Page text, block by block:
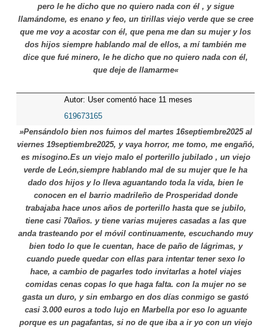
pero le he dicho que no quiero nada con él , y sigue
llamándome, es enano y feo, un tirillas viejo verde que se cree
que me voy a acostar con él, que pena me dan su mujer y los
dos hijos siempre hablando mal de ellos, a mí también me
dice que fué minero, le he dicho que no quiero nada con él,
que deje de llamarme«
Autor: User comentó hace 11 meses
619673165
»Pensándolo bien nos fuimos del martes 16septiembre2025 al
viernes 19septiembre2025, y vaya horror, me tomo, me engañó,
es misogino.Es un viejo malo el porterillo jubilado , un viejo
verde de León,siempre hablando mal de su mujer que le ha
dado dos hijos y lo lleva aguantando toda la vida, bien le
conocen en el barrio madrileño de Prosperidad donde
trabajaba hace unos años de porterillo hasta que se jubilo,
tiene casi 70años. y tiene varias mujeres casadas a las que
anda trasteando por el móvil continuamente, escuchando muy
bien todo lo que le cuentan, hace de paño de lágrimas, y
cuando puede quedar con ellas para intentar tener sexo lo
hace, a cambio de pagarles todo invitarlas a hotel viajes
comidas cenas copas lo que haga falta. con la mujer no se
gasta un duro, y sin embargo en dos días conmigo se gastó
casi 3.000 euros a todo lujo en Marbella por eso lo aguante
porque es un pagafantas, si no de que iba a ir yo con un viejo